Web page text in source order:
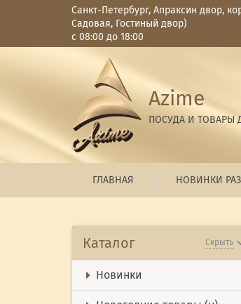
Санкт-Петербург, Апраксин двор,
Садовая, Гостиный двор)
с 08:00 до 18:00
Azime
ПОСУДА И ТОВАРЫ
ГЛАВНАЯ НОВИНКИ
Каталог Скрыть
Новинки